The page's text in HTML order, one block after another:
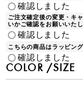
確認しました
ご注文確定後の変更・キ
いかご確認をお願いいた
確認しました
こちらの商品はラッピン
確認しました
COLOR SIZE